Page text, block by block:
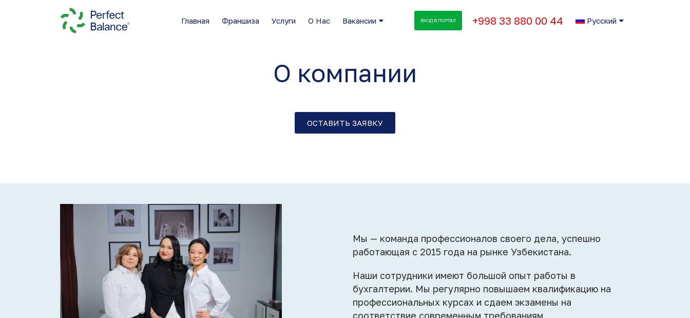
Главная Франшиза Услуги О Нас Вакансии ВХОД В ПОРТАЛ +998 33 880 00 44 Русский
О компании
ОСТАВИТЬ ЗАЯВКУ
Мы — команда профессионалов своего дела, успешно
работающая с 2015 года на рынке Узбекистана.
Наши сотрудники имеют большой опыт работы в
бухгалтерии. Мы регулярно повышаем квалификацию на
профессиональных курсах и сдаем экзамены на
соответствие современным требованиям